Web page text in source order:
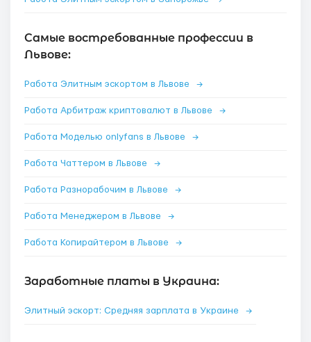
Самые востребованные профессии в
Львове:
Работа Элитным эскортом в Львове →
Работа Арбитраж криптовалют в Львове →
Работа Моделью onlyfans в Львове →
Работа Чаттером в Львове →
Работа Разнорабочим в Львове →
Работа Менеджером в Львове →
Работа Копирайтером в Львове →
Заработные платы в Украина:
Элитный эскорт: Средняя зарплата в Украине →